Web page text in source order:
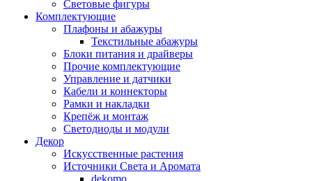
Световые фигуры
Комплектующие
Плафоны и абажуры
Текстильные абажуры
Блоки питания и драйверы
Прочие комплектующие
Управление и датчики
Кабели и коннекторы
Рамки и накладки
Крепёж и монтаж
Светодиоды и модули
Декор
Искусственные растения
Источники Света и Аромата
dekomo